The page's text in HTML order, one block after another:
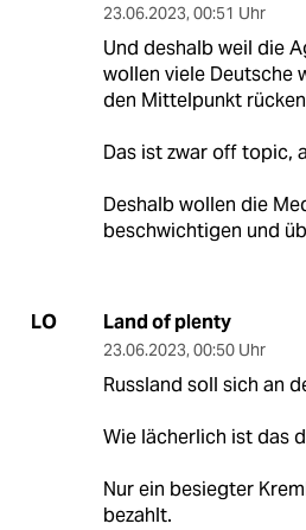
23.06.2023, 00:51 Uhr
Und deshalb weil die
wollen viele Deutsche
den Mittelpunkt
Das ist zwar off topic,
Deshalb wollen die
beschwichtigen und
LO Land of plenty
23.06.2023, 00:50 Uhr
Russland soll sich an
Wie lächerlich ist das
Nur ein besiegter
bezahlt.